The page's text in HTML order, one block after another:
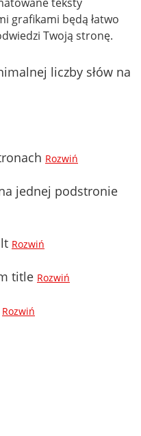
grafikami będą łatwo
Twoją stronę.
liczby słów na
Rozwiń
jednej podstronie
Rozwiń
title Rozwiń
Rozwiń